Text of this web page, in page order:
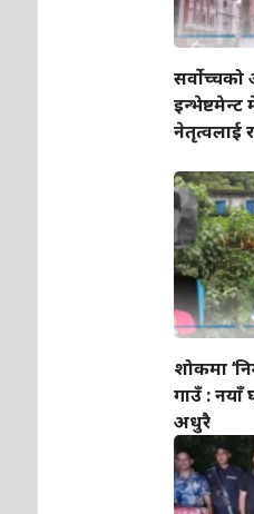
नेतृत्वलाई
शोकमा
गाउँ : नयाँ
अधुरै